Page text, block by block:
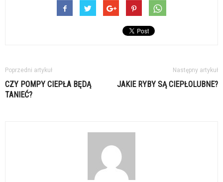
Poprzedni artykuł
CZY POMPY CIEPŁA BĘDĄ
TANIEĆ?
Następny artykuł
JAKIE RYBY SĄ CIEPŁOLUBNE?